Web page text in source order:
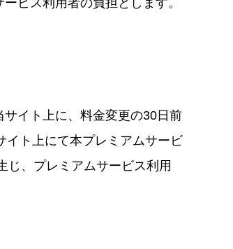
ビス利用者の負担とします。
イト上に、料金変更の30日前
イト上にて本プレミアムサービ
じ、プレミアムサービス利用